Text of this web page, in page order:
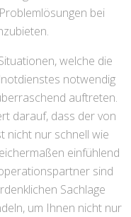
bei
welche die
notwendig
auftreten.
darauf, dass der von
nicht nur schnell wie
einfühlend
sind
Sachlage
um Ihnen nicht nur